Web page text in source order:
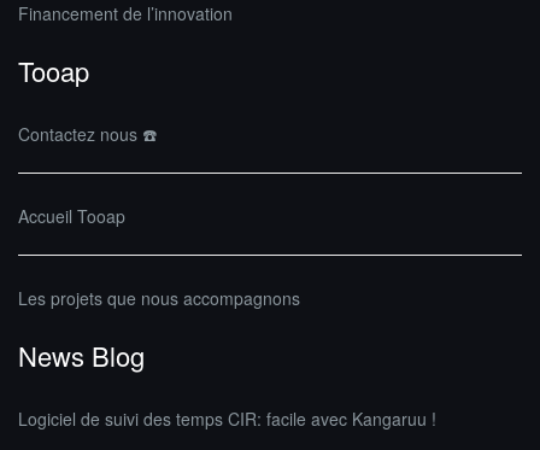
Financement de l’innovation
Tooap
Contactez nous ☎️
Accueil Tooap
Les projets que nous accompagnons
News Blog
Logiciel de suivi des temps CIR: facile avec Kangaruu !